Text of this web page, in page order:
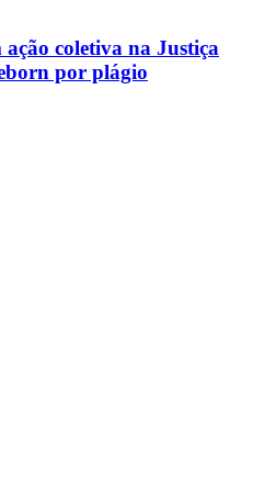
coletiva na Justiça
por plágio